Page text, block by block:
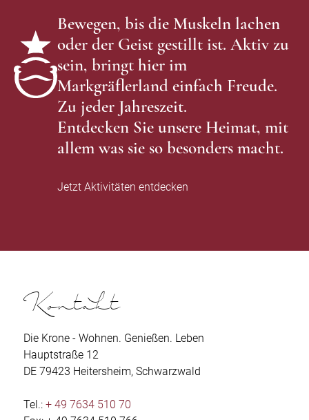
Bewegen, bis die Muskeln lachen
oder der Geist gestillt ist. Aktiv zu
sein, bringt hier im
Markgräflerland einfach Freude.
Zu jeder Jahreszeit.
Entdecken Sie unsere Heimat, mit
allem was sie so besonders macht.
Jetzt Aktivitäten entdecken
Kontakt
Die Krone - Wohnen. Genießen. Leben
Hauptstraße 12
DE 79423 Heitersheim, Schwarzwald
Tel.: + 49 7634 510 70